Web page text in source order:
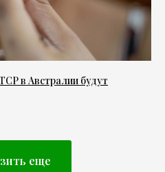
в Австралии будут
еще